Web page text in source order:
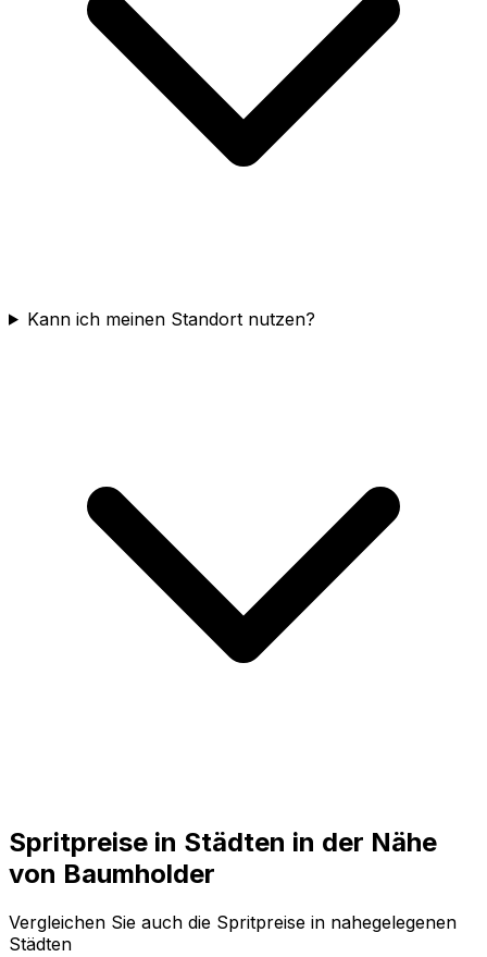
Kann ich meinen Standort nutzen?
Spritpreise in Städten in der Nähe
von Baumholder
Vergleichen Sie auch die Spritpreise in nahegelegenen
Städten